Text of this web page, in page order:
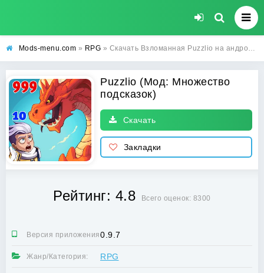
Mods-menu.com » RPG » Скачать Взломанная Puzzlio на андроид с Множеством подсказок бесплатно
Puzzlio (Мод: Множество
подсказок)
Скачать
Закладки
Рейтинг: 4.8 Всего оценок: 8300
Версия приложения:0.9.7
Жанр/Категория: RPG